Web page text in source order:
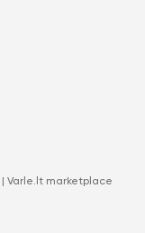
Varle.lt marketplace